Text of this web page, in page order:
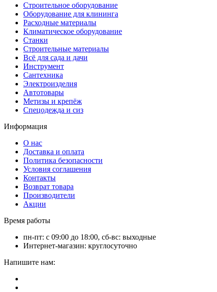
Строительное оборудование
Оборудование для клининга
Расходные материалы
Климатическое оборудование
Станки
Строительные материалы
Всё для сада и дачи
Инструмент
Сантехника
Электроизделия
Автотовары
Метизы и крепёж
Спецодежда и сиз
Информация
О нас
Доставка и оплата
Политика безопасности
Условия соглашения
Контакты
Возврат товара
Производители
Акции
Время работы
пн-пт: с 09:00 до 18:00, сб-вс: выходные
Интернет-магазин: круглосуточно
Напишите нам: